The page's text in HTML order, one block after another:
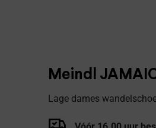
Meindl
Lage dames